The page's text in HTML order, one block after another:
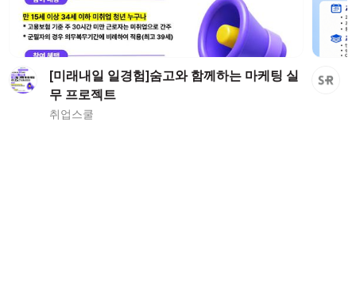
[미래내일 일경험]숨고와 함께하는 마케팅 실
무 프로젝트
취업스쿨